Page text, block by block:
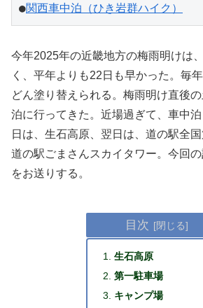
●関西車中泊（ひき岩群ハイク）
今年2025年の近畿地方の梅雨明けは
く、平年よりも22日も早かった。毎
どん塗り替えられる。梅雨明け直後
泊に行ってきた。近場過ぎて、車中
日は、生石高原、翌日は、道の駅全
道の駅ごまさんスカイタワー。今回
をお送りする。
目次
生石高原
第一駐車場
キャンプ場